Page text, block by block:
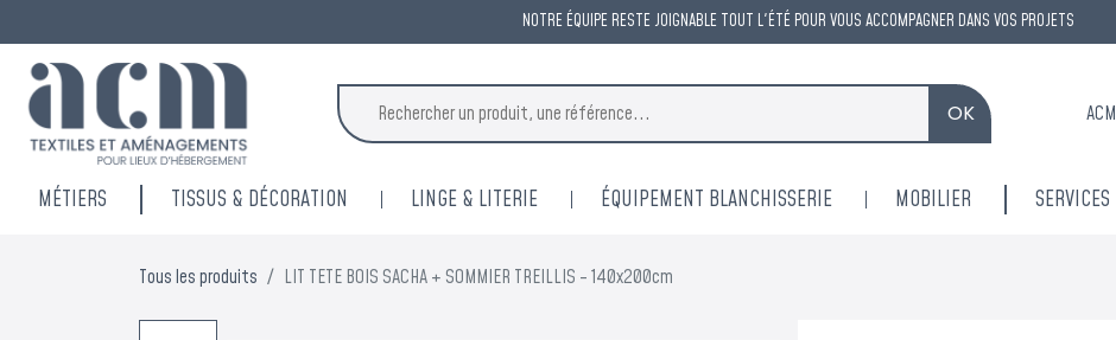
NOTRE ÉQUIPE RESTE JOIGNABLE TOUT L'ÉTÉ POUR VOUS ACCOMPAGNER DANS VOS PROJETS
OK ACM
MÉTIERS TISSUS & DÉCORATION LINGE & LITERIE ÉQUIPEMENT BLANCHISSERIE MOBILIER SERVICES
Tous les produits LIT TETE BOIS SACHA + SOMMIER TREILLIS - 140x200cm